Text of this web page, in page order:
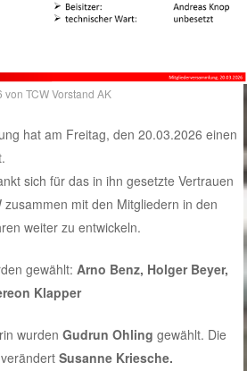
vonTCW Vorstand AK
hat am Freitag, den 20.03.2026 einen
sich für das in ihn gesetzte Vertrauen
zusammen mit den Mitgliedern in den
weiter zu entwickeln.
gewählt: Arno Benz, Holger Beyer,
Klapper
wurdenGudrun Ohling gewählt. Die
Susanne Kriesche.